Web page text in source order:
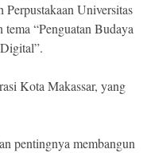
Universitas
“Penguatan Budaya
Kota Makassar, yang
pentingnya membangun